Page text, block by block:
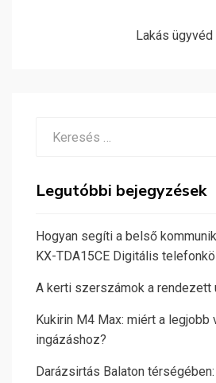
Lakás
Legutóbbi bejegyzések
Hogyan segíti a belső
KX-TDA15CE Digitális
A kerti szerszámok a rendezett
Kukirin M4 Max: miért a
ingázáshoz?
Darázsirtás Balaton